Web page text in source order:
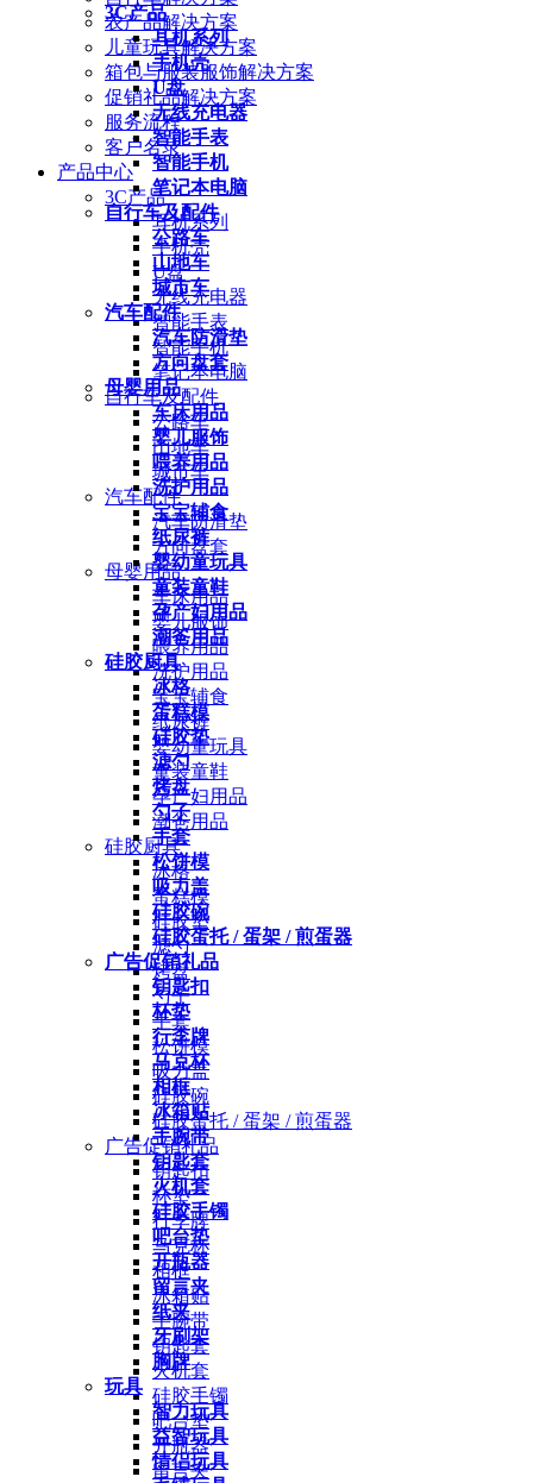
3C产品
耳机系列
手机壳
U盘
无线充电器
智能手表
智能手机
笔记本电脑
自行车及配件
公路车
山地车
城市车
汽车配件
汽车防滑垫
方向盘套
母婴用品
车床用品
婴儿服饰
喂养用品
洗护用品
宝宝辅食
纸尿裤
婴幼童玩具
童装童鞋
孕产妇用品
潮爸用品
硅胶厨具
冰格
蛋糕模
硅胶垫
滤勺
烤盘
勺子
手套
松饼模
吸力盖
硅胶碗
硅胶蛋托 / 蛋架 / 煎蛋器
广告促销礼品
钥匙扣
杯垫
行李牌
马克杯
相框
冰箱贴
手腕带
钥匙套
火机套
硅胶手镯
吧台垫
开瓶器
留言夹
纸夹
牙刷架
胸牌
玩具
智力玩具
益智玩具
情侣玩具
农产品解决方案
儿童玩具解决方案
箱包与服装服饰解决方案
促销礼品解决方案
服务流程
客户名录
产品中心
3C产品
耳机系列
手机壳
U盘
无线充电器
智能手表
智能手机
笔记本电脑
自行车及配件
公路车
山地车
城市车
汽车配件
汽车防滑垫
方向盘套
母婴用品
车床用品
婴儿服饰
喂养用品
洗护用品
宝宝辅食
纸尿裤
婴幼童玩具
童装童鞋
孕产妇用品
潮爸用品
硅胶厨具
冰格
蛋糕模
硅胶垫
滤勺
烤盘
勺子
手套
松饼模
吸力盖
硅胶碗
硅胶蛋托 / 蛋架 / 煎蛋器
广告促销礼品
钥匙扣
杯垫
行李牌
马克杯
相框
冰箱贴
手腕带
钥匙套
火机套
硅胶手镯
吧台垫
开瓶器
留言夹